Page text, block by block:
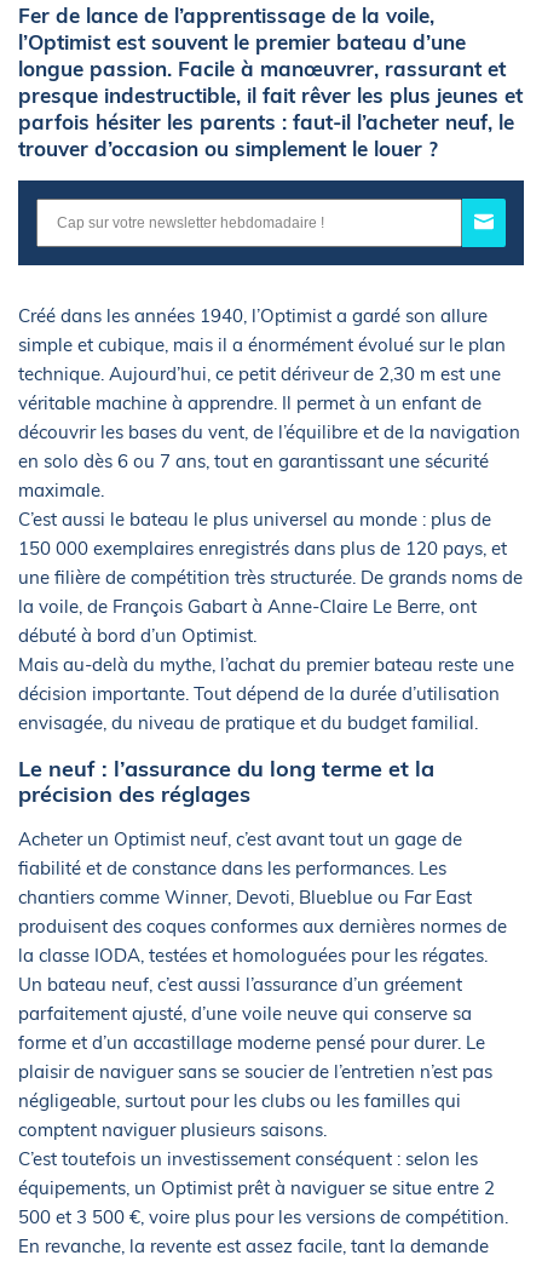
Fer de lance de l’apprentissage de la voile,
l’Optimist est souvent le premier bateau d’une
longue passion. Facile à manœuvrer, rassurant et
presque indestructible, il fait rêver les plus jeunes et
parfois hésiter les parents : faut-il l’acheter neuf, le
trouver d’occasion ou simplement le louer ?
Créé dans les années 1940, l’Optimist a gardé son allure
simple et cubique, mais il a énormément évolué sur le plan
technique. Aujourd’hui, ce petit dériveur de 2,30 m est une
véritable machine à apprendre. Il permet à un enfant de
découvrir les bases du vent, de l’équilibre et de la navigation
en solo dès 6 ou 7 ans, tout en garantissant une sécurité
maximale.
C’est aussi le bateau le plus universel au monde : plus de
150 000 exemplaires enregistrés dans plus de 120 pays, et
une filière de compétition très structurée. De grands noms de
la voile, de François Gabart à Anne-Claire Le Berre, ont
débuté à bord d’un Optimist.
Mais au-delà du mythe, l’achat du premier bateau reste une
décision importante. Tout dépend de la durée d’utilisation
envisagée, du niveau de pratique et du budget familial.
Le neuf : l’assurance du long terme et la
précision des réglages
Acheter un Optimist neuf, c’est avant tout un gage de
fiabilité et de constance dans les performances. Les
chantiers comme Winner, Devoti, Blueblue ou Far East
produisent des coques conformes aux dernières normes de
la classe IODA, testées et homologuées pour les régates.
Un bateau neuf, c’est aussi l’assurance d’un gréement
parfaitement ajusté, d’une voile neuve qui conserve sa
forme et d’un accastillage moderne pensé pour durer. Le
plaisir de naviguer sans se soucier de l’entretien n’est pas
négligeable, surtout pour les clubs ou les familles qui
comptent naviguer plusieurs saisons.
C’est toutefois un investissement conséquent : selon les
équipements, un Optimist prêt à naviguer se situe entre 2
500 et 3 500 €, voire plus pour les versions de compétition.
En revanche, la revente est assez facile, tant la demande